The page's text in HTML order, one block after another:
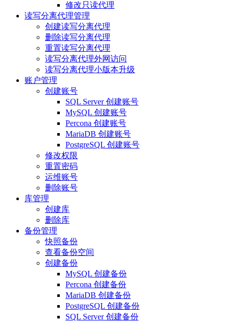
修改只读代理
读写分离代理管理
创建读写分离代理
删除读写分离代理
重置读写分离代理
读写分离代理外网访问
读写分离代理小版本升级
账户管理
创建账号
SQL Server 创建账号
MySQL 创建账号
Percona 创建账号
MariaDB 创建账号
PostgreSQL 创建账号
修改权限
重置密码
运维账号
删除账号
库管理
创建库
删除库
备份管理
快照备份
查看备份空间
创建备份
MySQL 创建备份
Percona 创建备份
MariaDB 创建备份
PostgreSQL 创建备份
SQL Server 创建备份